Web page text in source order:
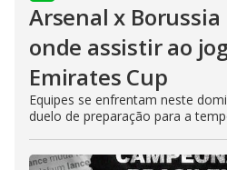
Arsenal x
onde assistir ao
Emirates Cup
Equipes se enfrentam neste
duelo de preparação para a